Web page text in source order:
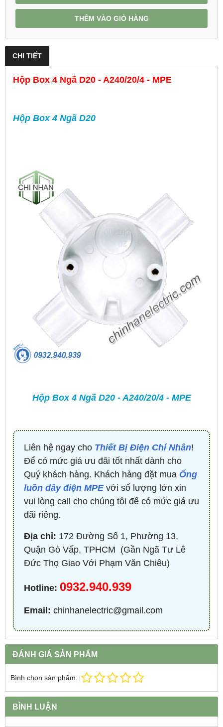
THÊM VÀO GIỎ HÀNG
CHI TIẾT
Hộp Box 4 Ngã D20 - A240/20/4 - MPE
Hộp Box 4 Ngã D20
Hộp Box 4 Ngã D20 - A240/20/4 - MPE
Liên hệ ngay cho Thiết Bị Điện Chí Nhân!
Để có mức giá ưu đãi tốt nhất dành cho
Quý khách hàng. Khách hàng đặt mua Ống
luồn dây điện MPEvới số lượng lớn xin
vui lòng call cho chúng tôi để có mức giá ưu
đãi riêng.
Địa chỉ: 172 Đường Số 1, Phường 13,
Quận Gò Vấp, TPHCM ​ (Gần Ngã Tư Lê
Đức Thọ Giao Với Phạm Văn Chiêu)
Hotline: 0932.940.939
Email: chinhanelectric@gmail.com
ĐÁNH GIÁ SẢN PHẨM
Bình chọn sản phẩm:
BÌNH LUẬN